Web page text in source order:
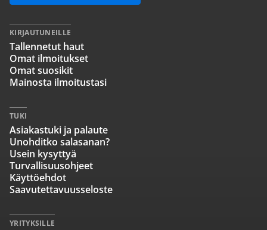
KIRJAUTUNEILLE
Tallennetut haut
Omat ilmoitukset
Omat suosikit
Mainosta ilmoitustasi
TUKI
Asiakastuki ja palaute
Unohditko salasanan?
Usein kysyttyä
Turvallisuusohjeet
Käyttöehdot
Saavutettavuusseloste
YRITYKSILLE